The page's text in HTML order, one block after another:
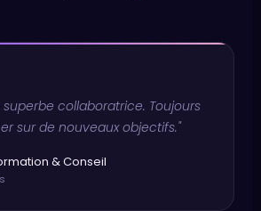
superbe collaboratrice. Toujours
sur de nouveaux objectifs."
& Conseil